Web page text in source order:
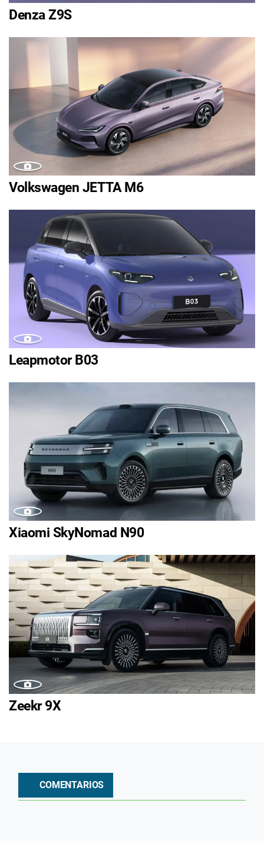
Denza Z9S
Volkswagen JETTA M6
Leapmotor B03
Xiaomi SkyNomad N90
Zeekr 9X
COMENTARIOS